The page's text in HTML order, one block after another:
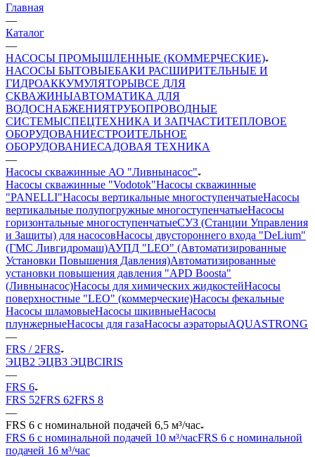
Главная
—
Каталог
—
НАСОСЫ ПРОМЫШЛЕННЫЕ (КОММЕРЧЕСКИЕ)
НАСОСЫ БЫТОВЫЕБАКИ РАСШИРИТЕЛЬНЫЕ И
ГИДРОАККУМУЛЯТОРЫВСЕ ДЛЯ
СКВАЖИНЫАВТОМАТИКА ДЛЯ
ВОДОСНАБЖЕНИЯТРУБОПРОВОДНЫЕ
СИСТЕМЫСПЕЦТЕХНИКА И ЗАПЧАСТИТЕПЛОВОЕ
ОБОРУДОВАНИЕСТРОИТЕЛЬНОЕ
ОБОРУДОВАНИЕСАДОВАЯ ТЕХНИКА
—
Насосы скважинные АО "Ливнынасос"
Насосы скважинные "Vodotok"Насосы скважинные
"PANELLI"Насосы вертикальные многоступенчатыеНасосы
вертикальные полупогружные многоступенчатыеНасосы
горизонтальные многоступенчатыеСУЗ (Станции Управления
и Защиты) для насосовНасосы двустороннего входа "DeLium"
(ГМС Ливгидромаш)АУПД "LEO" (Автоматизированные
Установки Повышения Давления)Автоматизированные
установки повышения давления "APD Boosta"
(Ливнынасос)Насосы для химических жидкостейНасосы
поверхностные "LEO" (коммерческие)Насосы фекальные
Насосы шламовыеНасосы шкивныеНасосы
плунжерныеНасосы для газаНасосы аэраторыAQUASTRONG
—
FRS / 2FRS
ЭЦВ2 ЭЦВ3 ЭЦВCIRIS
—
FRS 6
FRS 52FRS 62FRS 8
—
FRS 6 с номинальной подачей 6,5 м³/час
FRS 6 с номинальной подачей 10 м³/часFRS 6 с номинальной
подачей 16 м³/час